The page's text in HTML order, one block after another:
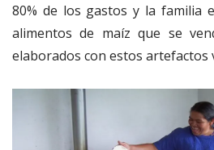
80% de los gastos y la familia
alimentos de maíz que se
elaborados con estos artefactos